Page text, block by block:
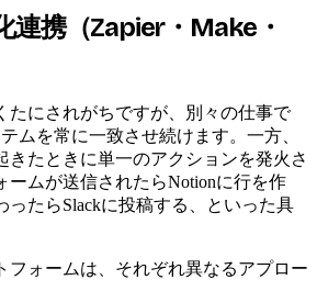
連携（Zapier・Make・
たにされがちですが、別々の仕事で
ムを常に一致させ続けます。一方、
きたときに単一のアクションを発火さ
ームが送信されたらNotionに行を作
ったらSlackに投稿する、といった具
フォームは、それぞれ異なるアプロー